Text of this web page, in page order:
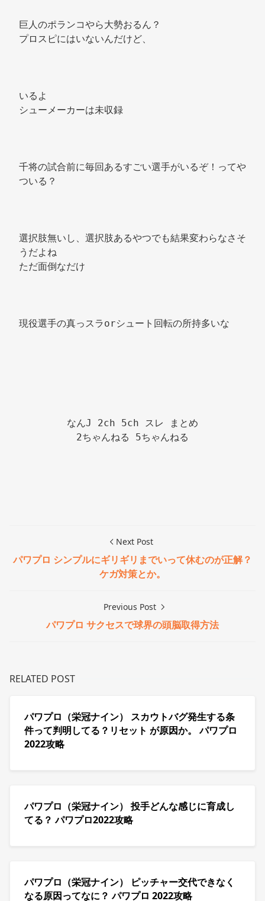
巨人のポランコやら大勢おるん？
プロスピにはいないんだけど、
いるよ
シューメーカーは未収録
千将の試合前に毎回あるすごい選手がいるぞ！ってや
ついる？
選択肢無いし、選択肢あるやつでも結果変わらなさそ
うだよね
ただ面倒なだけ
現役選手の真っスラorシュート回転の所持多いな
なんJ 2ch 5ch スレ まとめ
2ちゃんねる 5ちゃんねる
Next Post
パワプロ シンプルにギリギリまでいって休むのが正解？
ケガ対策とか。
Previous Post
パワプロ サクセスで球界の頭脳取得方法
RELATED POST
パワプロ（栄冠ナイン） スカウトバグ発生する条
件って判明してる？リセット が原因か。 パワプロ
2022攻略
パワプロ（栄冠ナイン） 投手どんな感じに育成し
てる？ パワプロ2022攻略
パワプロ（栄冠ナイン） ピッチャー交代できなく
なる原因ってなに？ パワプロ 2022攻略